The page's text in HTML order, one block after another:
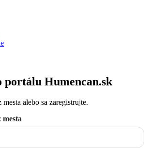
portálu Humencan.sk
alebo sa zaregistrujte.